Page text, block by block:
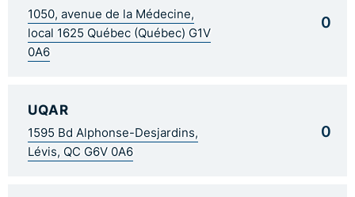
1050, avenue de la Médecine,
local 1625 Québec (Québec) G1V
0A6
0
UQAR
1595 Bd Alphonse-Desjardins,
Lévis, QC G6V 0A6
0